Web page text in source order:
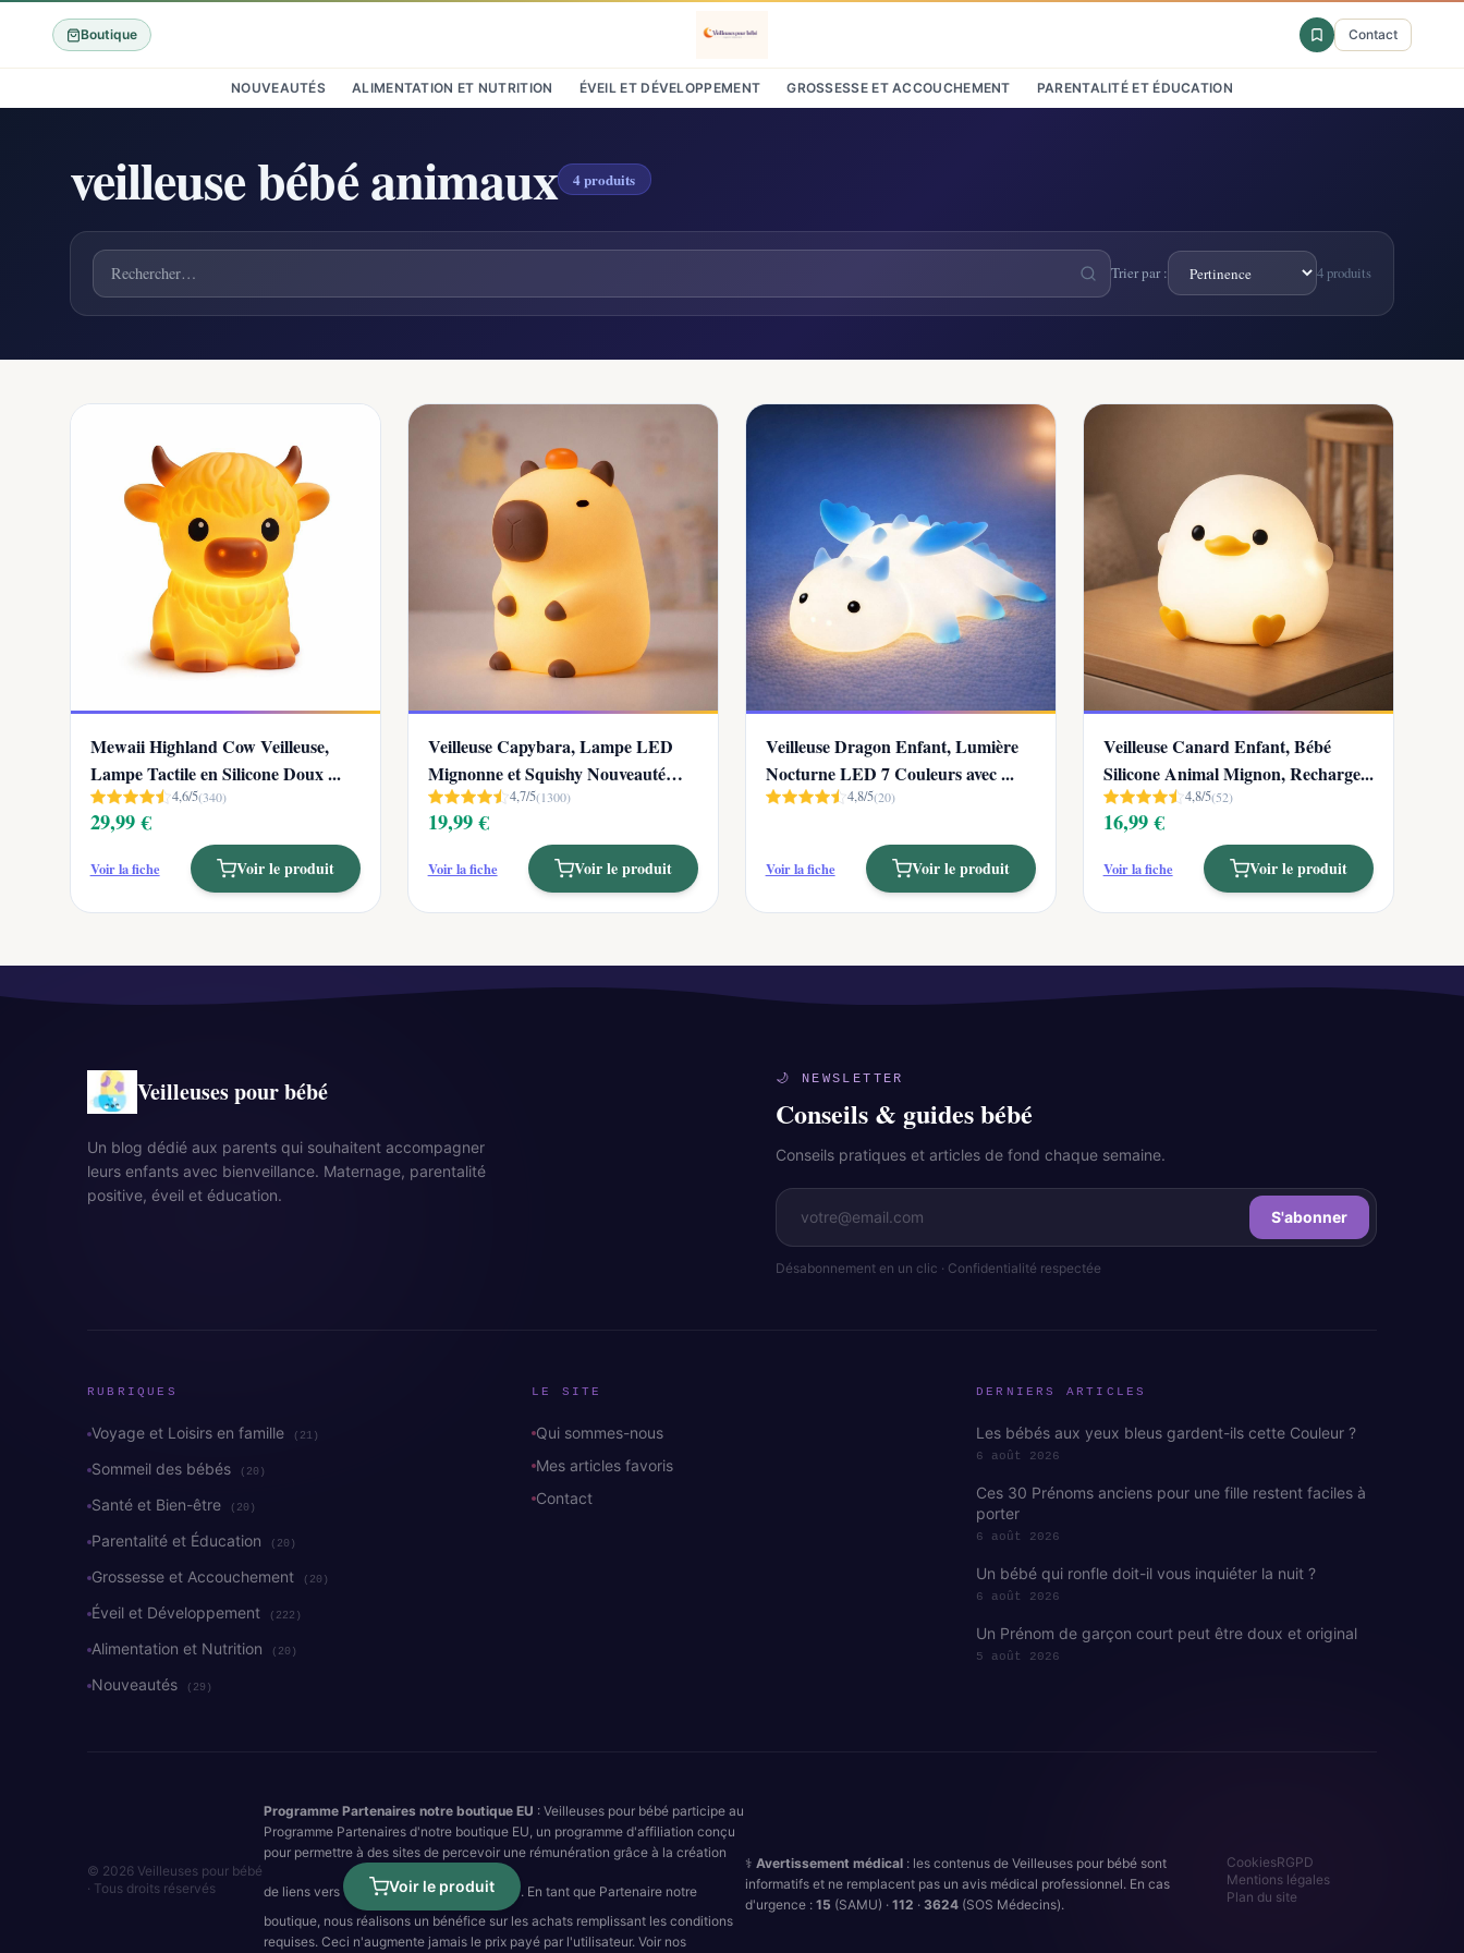
Boutique Contact
NOUVEAUTÉS ALIMENTATION ET NUTRITION ÉVEIL ET DÉVELOPPEMENT GROSSESSE ET ACCOUCHEMENT PARENTALITÉ ET ÉDUCATION
veilleuse bébé animaux 4 produits
Rechercher un produit
Trier par : 4 produits
Mewaii Highland Cow Veilleuse,
Lampe Tactile en Silicone Doux ...
4,6/5(340)
29,99 €
Voir la fiche Voir le produit
Veilleuse Capybara, Lampe LED
Mignonne et Squishy Nouveauté
An...
4,7/5(1300)
19,99 €
Voir la fiche Voir le produit
Veilleuse Dragon Enfant, Lumière
Nocturne LED 7 Couleurs avec ...
4,8/5(20)
Voir la fiche Voir le produit
Veilleuse Canard Enfant, Bébé
Silicone Animal Mignon, Recharge...
4,8/5(52)
16,99 €
Voir la fiche Voir le produit
Veilleuses pour bébé
Un blog dédié aux parents qui souhaitent accompagner
leurs enfants avec bienveillance. Maternage, parentalité
positive, éveil et éducation.
🌙 NEWSLETTER
Conseils & guides bébé
Conseils pratiques et articles de fond chaque semaine.
S'abonner
Désabonnement en un clic · Confidentialité respectée
RUBRIQUES
Voyage et Loisirs en famille (21)
Sommeil des bébés (20)
Santé et Bien-être (20)
Parentalité et Éducation (20)
Grossesse et Accouchement (20)
Éveil et Développement (222)
Alimentation et Nutrition (20)
Nouveautés (29)
LE SITE
Qui sommes-nous
Mes articles favoris
Contact
DERNIERS ARTICLES
Les bébés aux yeux bleus gardent-ils cette Couleur ?
6 août 2026
Ces 30 Prénoms anciens pour une fille restent faciles à
porter
6 août 2026
Un bébé qui ronfle doit-il vous inquiéter la nuit ?
6 août 2026
Un Prénom de garçon court peut être doux et original
5 août 2026
© 2026 Veilleuses pour bébé
· Tous droits réservés
Programme Partenaires notre boutique EU : Veilleuses pour bébé participe au
Programme Partenaires d'notre boutique EU, un programme d'affiliation conçu
pour permettre à des sites de percevoir une rémunération grâce à la création
de liens vers Voir le produit
. En tant que Partenaire notre
boutique, nous réalisons un bénéfice sur les achats remplissant les conditions
requises. Ceci n'augmente jamais le prix payé par l'utilisateur. Voir nos
⚕️Avertissement médical : les contenus de Veilleuses pour bébé sont
informatifs et ne remplacent pas un avis médical professionnel. En cas
d'urgence :15 (SAMU) ·112 · 3624 (SOS Médecins).
CookiesRGPD
Mentions légales
Plan du site